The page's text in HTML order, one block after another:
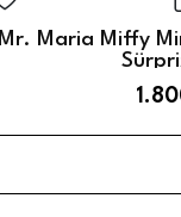
Mr. Maria Miffy